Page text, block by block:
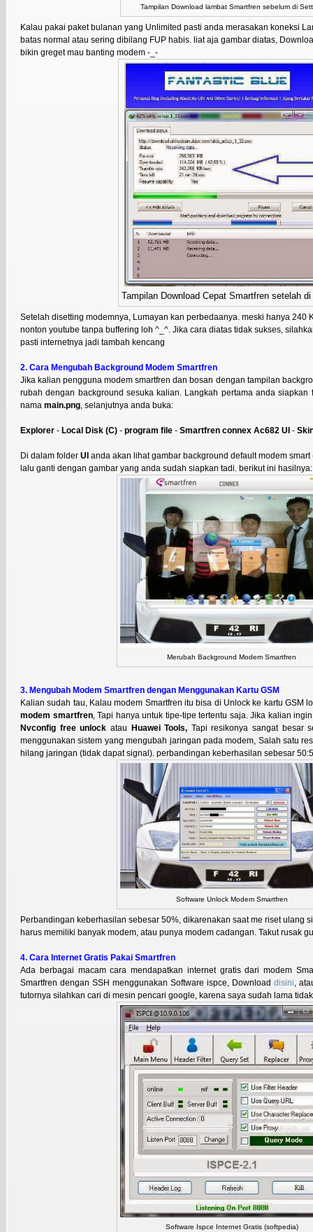
Tampilan Download lambat Smartfren sebelum di
Kalau pakai paket bulanan yang Unlimited pasti anda merasakan koneksi
batas normal atau sering dibilang FUP habis. liat aja gambar diatas,
bikin greget mau banting modem -_-
Tampilan Download Cepat Smartfren setelah
Setelah disetting modemnya, Lumayan kan perbedaanya. meski hanya 240
nonton youtube tanpa buffering loh ^_^. Jika cara diatas tidak sukses,
pasti internetnya jadi tambah kencang
2. Cara Mengubah Background Modem Smartfren
Jika kalian pengguna modem smartfren dan bosan dengan tampilan
rubah dengan background sesuka kalian. Langkah pertama anda
nama main.png , selanjutnya anda buka:
Explorer - Local Disk (C) - program file - Smartfren connex Ac682 UI -
Di dalam folder UI anda akan lihat gambar background default modem
lalu ganti dengan gambar yang anda sudah siapkan tadi. berikut ini hasilnya:
Merubah Background Modem Smartfren
3. Mengubah Modem Smartfren dengan Menggunakan Kartu GSM
Kalian sudah tau, Kalau modem Smartfren itu bisa di Unlock ke kartu GSM
modem smartfren, Tapi hanya untuk tipe-tipe tertentu saja. Jika kalian
Nvconfig free unlock atau Huawei Tools, Tapi resikonya sangat besar
menggunakan sistem yang mengubah jaringan pada modem, Salah satu
hilang jaringan (tidak dapat signal). perbandingan keberhasilan sebesar
Software Unlock Modem Smartfren
Perbandingan keberhasilan sebesar 50%, dikarenakan saat me riset ulang
harus memiliki banyak modem, atau punya modem cadangan. Takut rusak
4. Cara Internet Gratis Pakai Smartfren
Ada berbagai macam cara mendapatkan internet gratis dari modem
Smartfren dengan SSH menggunakan Software ispce, Downloaddisini ,
tutornya silahkan cari di mesin pencari google, karena saya sudah lama
Software Ispce Internet Gratis (softpedia)